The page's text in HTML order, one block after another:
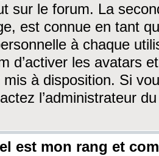
sur le forum. La
est connue en tant
à chaque
d’activer les avatars
mis à disposition. Si
l’administrateur
est mon rang et